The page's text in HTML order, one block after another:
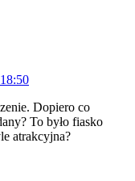
Dopiero co
To było fiasko
atrakcyjna?